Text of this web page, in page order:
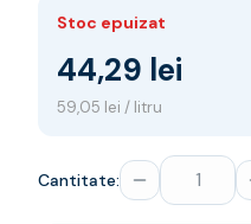
Germania
Noua Zeelanda
Spumante
Sampanie
Stoc epuizat
44,29 lei
59,05 lei / litru
Cantitate: